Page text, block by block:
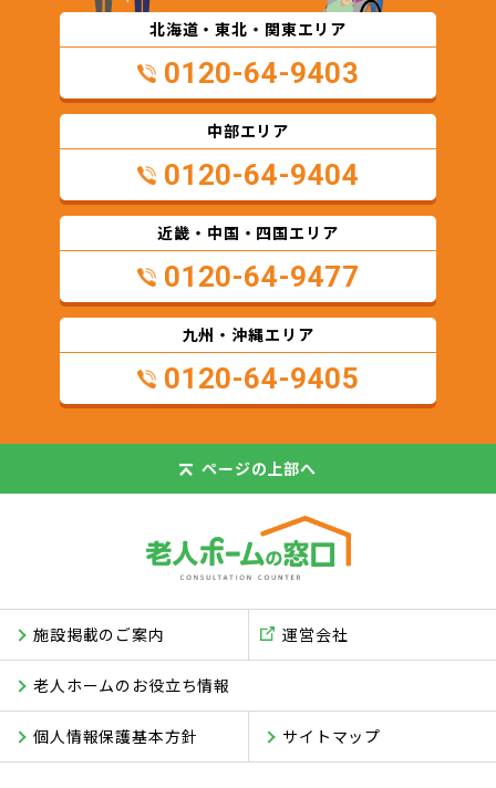
北海道・東北・関東エリア
0120-64-9403
中部エリア
0120-64-9404
近畿・中国・四国エリア
0120-64-9477
九州・沖縄エリア
0120-64-9405
ページの 上部へ
施設掲載のご案内
老人ホームのお役立ち情報
サイトマップ
運営会社
個人情報保護基本方針